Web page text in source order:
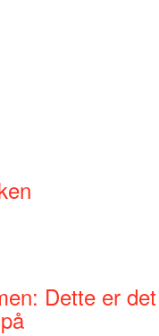
Dette er det